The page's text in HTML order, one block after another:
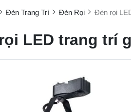
Đèn Trang Trí Đèn Rọi Đèn rọi
LED trang trí